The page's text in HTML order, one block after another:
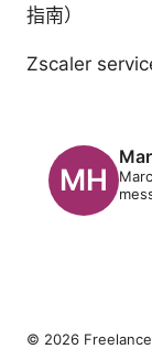
指南）
Zscaler
© 2026